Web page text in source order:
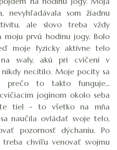
som žiadnu
ale slovo treba vždy
moju prvú hodinu jogy. Bolo
moje fyzicky aktívne telo
svaly, akú pri cvičení v
necítilo. Moje pocity sa
prečo to takto funguje...
jogínom okolo seba
tiel - to všetko na mňa
naučila ovládať svoje telo,
pozornosť dýchaniu. Po
chvíľu venovať svojmu